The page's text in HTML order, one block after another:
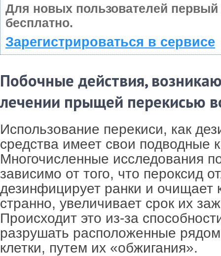
Для новых пользователей
бесплатно.
Зарегистрироваться в сервисе
Побочные действия,
лечении прыщей перекисью
Использование перекиси, как
средства имеет свои подводные
Многочисленные исследования
зависимо от того, что пероксид
дезинфицирует ранки и очищает
странно, увеличивает срок их
Происходит это из-за
разрушать расположенные
клетки, путем их «обжигания».